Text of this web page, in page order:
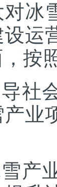
冰
运
按
社
业
产